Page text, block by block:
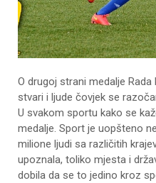
O drugoj strani medalje
stvari i ljude čovjek se
U svakom sportu kako se
medalje. Sport je uopšteno
milione ljudi sa različitih
upoznala, toliko mjesta i
dobila da se to jedino kroz